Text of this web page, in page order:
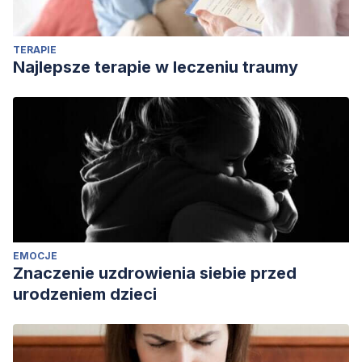
research.
International journal of psychophysiology
(2),
199-204.
Sáez, M. A. (2014). Neuropolítica: una aproximación a la
micropolítica. Revista Española de Ciencia Política, 31-55.
TERAPIE
Najlepsze terapie w leczeniu traumy
EMOCJE
Znaczenie uzdrowienia siebie przed
urodzeniem dzieci